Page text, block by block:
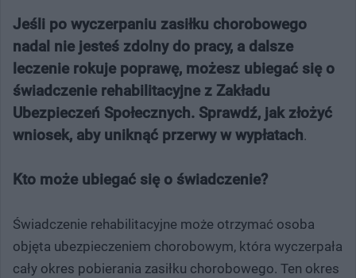
Jeśli po wyczerpaniu zasiłku chorobowego
nadal nie jesteś zdolny do pracy, a dalsze
leczenie rokuje poprawę, możesz ubiegać się o
świadczenie rehabilitacyjne z Zakładu
Ubezpieczeń Społecznych. Sprawdź, jak złożyć
wniosek, aby uniknąć przerwy w wypłatach.
Kto może ubiegać się o świadczenie?
Świadczenie rehabilitacyjne może otrzymać osoba
objęta ubezpieczeniem chorobowym, która wyczerpała
cały okres pobierania zasiłku chorobowego. Ten okres